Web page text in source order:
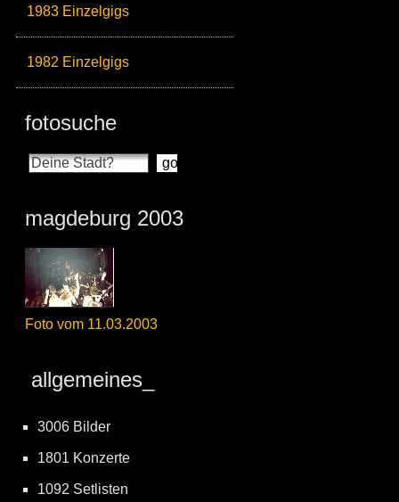
1983 Einzelgigs
1982 Einzelgigs
fotosuche
magdeburg 2003
Foto vom 11.03.2003
allgemeines_
3006 Bilder
1801 Konzerte
1092 Setlisten